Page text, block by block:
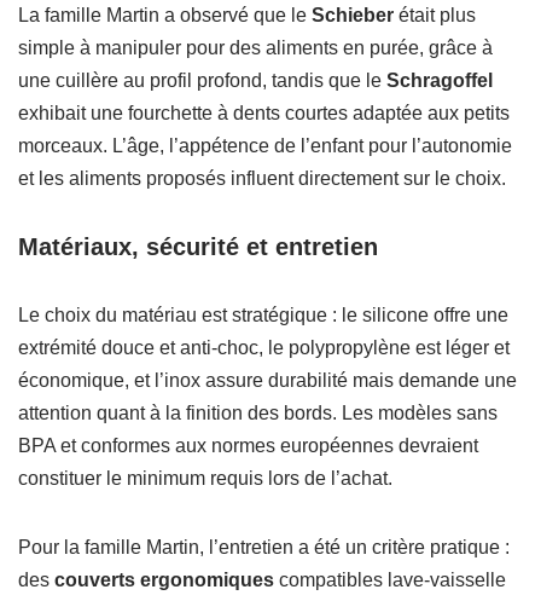
La famille Martin a observé que le Schieber était plus
simple à manipuler pour des aliments en purée, grâce à
une cuillère au profil profond, tandis que le Schragoffel
exhibait une fourchette à dents courtes adaptée aux petits
morceaux. L’âge, l’appétence de l’enfant pour l’autonomie
et les aliments proposés influent directement sur le choix.
Matériaux, sécurité et entretien
Le choix du matériau est stratégique : le silicone offre une
extrémité douce et anti-choc, le polypropylène est léger et
économique, et l’inox assure durabilité mais demande une
attention quant à la finition des bords. Les modèles sans
BPA et conformes aux normes européennes devraient
constituer le minimum requis lors de l’achat.
Pour la famille Martin, l’entretien a été un critère pratique :
des couverts ergonomiques compatibles lave-vaisselle